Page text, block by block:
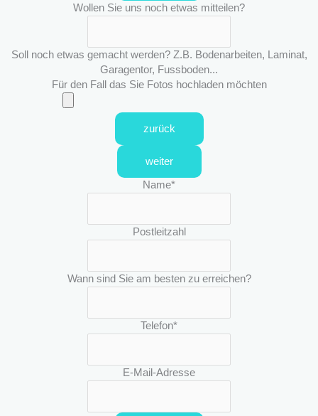
Wollen Sie uns noch etwas mitteilen?
Soll noch etwas gemacht werden? Z.B. Bodenarbeiten, Laminat,
Garagentor, Fussboden...
Für den Fall das Sie Fotos hochladen möchten
zurück
weiter
Name*
Postleitzahl
Wann sind Sie am besten zu erreichen?
Telefon*
E-Mail-Adresse